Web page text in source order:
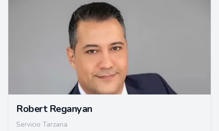
Robert Reganyan
Servicio Tarzana